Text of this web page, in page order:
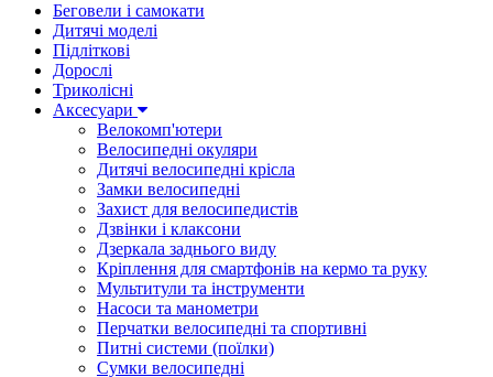
Беговели і самокати
Дитячі моделі
Підліткові
Дорослі
Триколісні
Аксесуари
Велокомп'ютери
Велосипедні окуляри
Дитячі велосипедні крісла
Замки велосипедні
Захист для велосипедистів
Дзвінки і клаксони
Дзеркала заднього виду
Кріплення для смартфонів на кермо та руку
Мультитули та інструменти
Насоси та манометри
Перчатки велосипедні та спортивні
Питні системи (поїлки)
Сумки велосипедні